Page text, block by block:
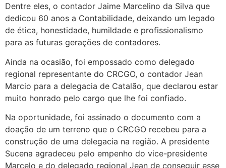
Dentre eles, o contador Jaime Marcelino da Silva que
dedicou 60 anos a Contabilidade, deixando um legado
de ética, honestidade, humildade e profissionalismo
para as futuras gerações de contadores.
Ainda na ocasião, foi empossado como delegado
regional representante do CRCGO, o contador Jean
Marcio para a delegacia de Catalão, que declarou estar
muito honrado pelo cargo que lhe foi confiado.
Na oportunidade, foi assinado o documento com a
doação de um terreno que o CRCGO recebeu para a
construção de uma delegacia na região. A presidente
Sucena agradeceu pelo empenho do vice-presidente
Marcelo e do delegado regional Jean de conseguir esse